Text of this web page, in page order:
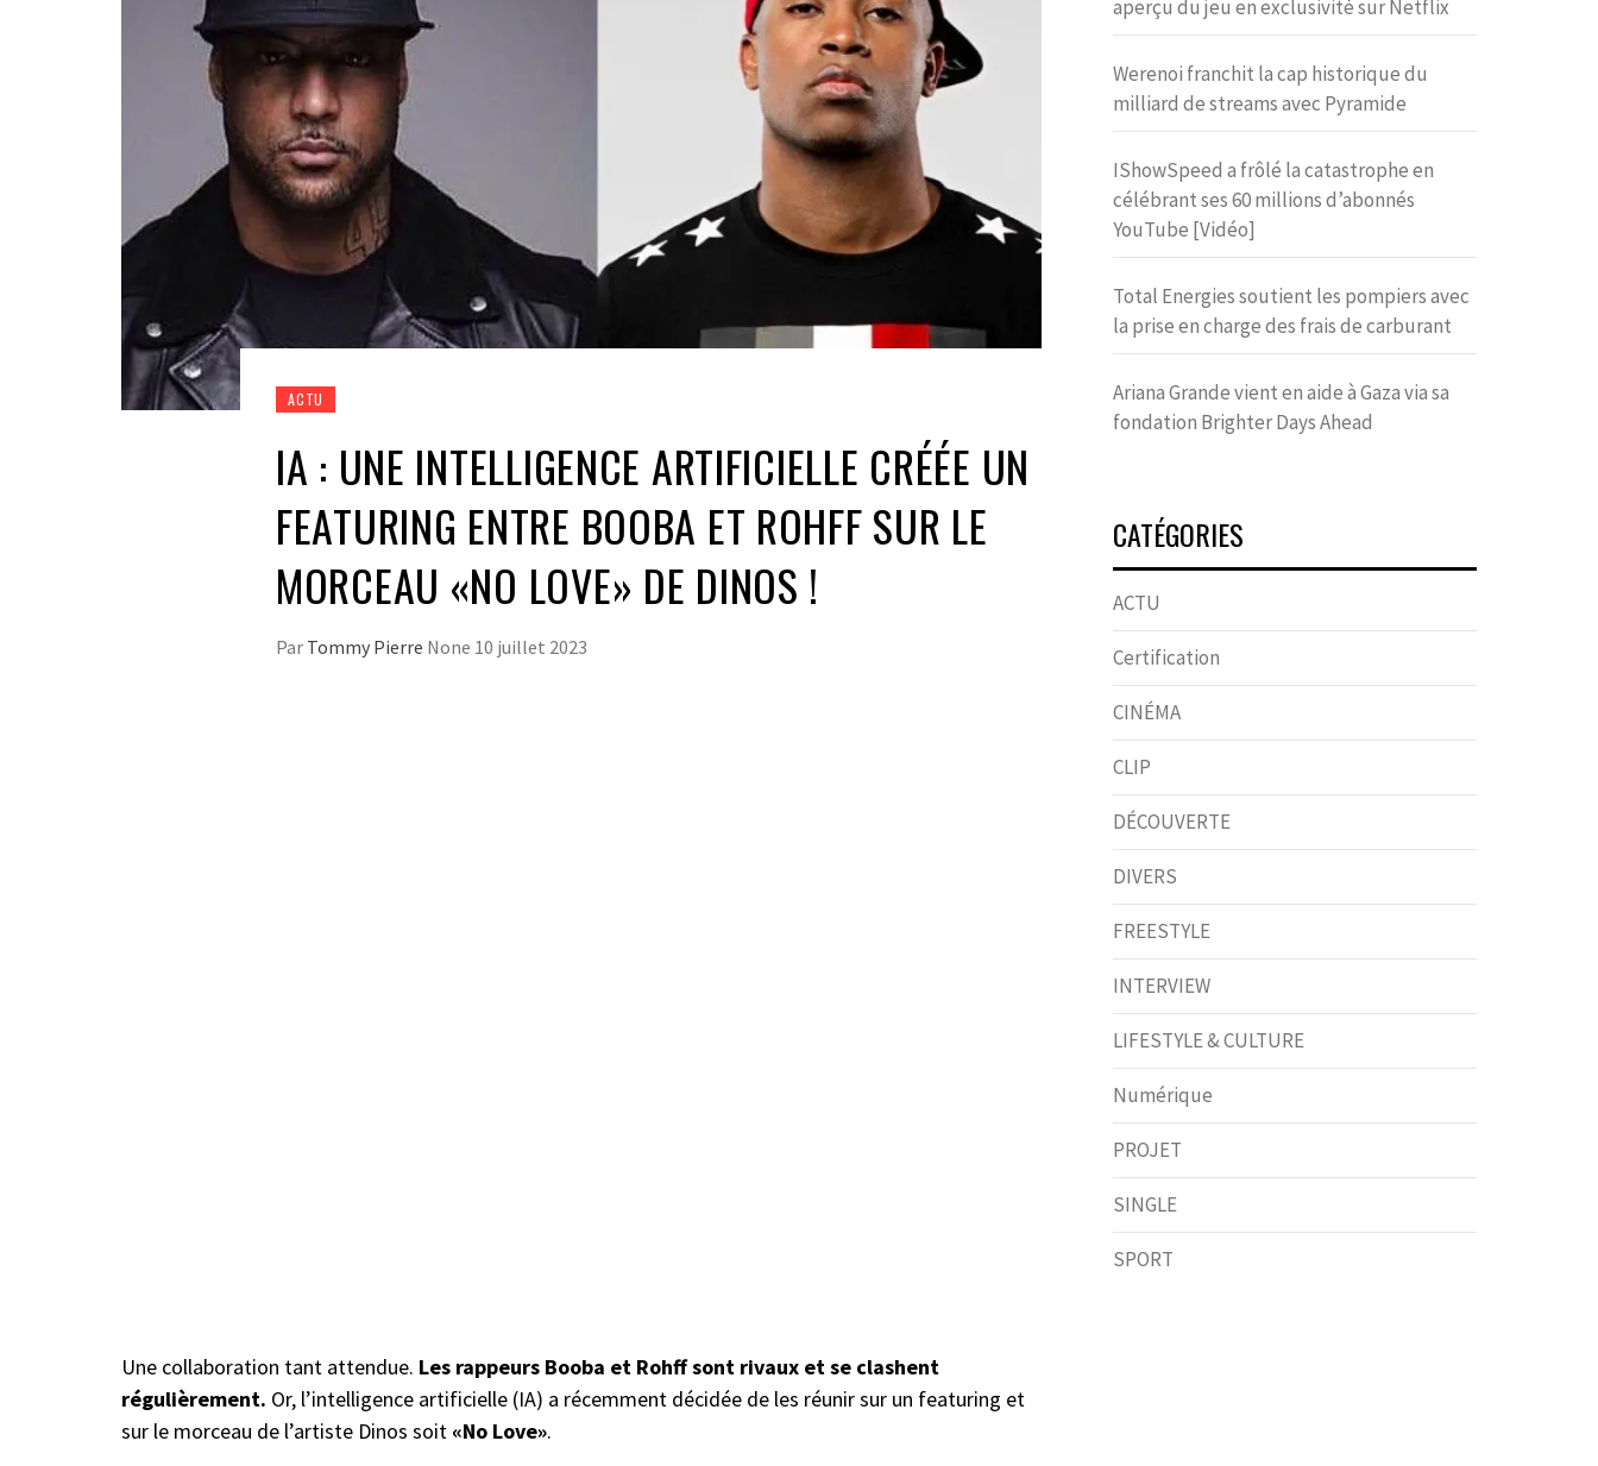
ACTU
IA : UNE INTELLIGENCE ARTIFICIELLE CRÉÉE UN
FEATURING ENTRE BOOBA ET ROHFF SUR LE
MORCEAU «NO LOVE» DE DINOS !
Par Tommy Pierre None 10 juillet 2023
Une collaboration tant attendue. Les rappeurs Booba et Rohff sont rivaux et se clashent
régulièrement. Or, l’intelligence artificielle (IA) a récemment décidée de les réunir sur un featuring et
sur le morceau de l’artiste Dinos soit «No Love».
aperçu du jeu en exclusivité sur Netflix
Werenoi franchit la cap historique du
milliard de streams avec Pyramide
IShowSpeed a frôlé la catastrophe en
célébrant ses 60 millions d’abonnés
YouTube [Vidéo]
Total Energies soutient les pompiers avec
la prise en charge des frais de carburant
Ariana Grande vient en aide à Gaza via sa
fondation Brighter Days Ahead
CATÉGORIES
ACTU
Certification
CINÉMA
CLIP
DÉCOUVERTE
DIVERS
FREESTYLE
INTERVIEW
LIFESTYLE & CULTURE
Numérique
PROJET
SINGLE
SPORT